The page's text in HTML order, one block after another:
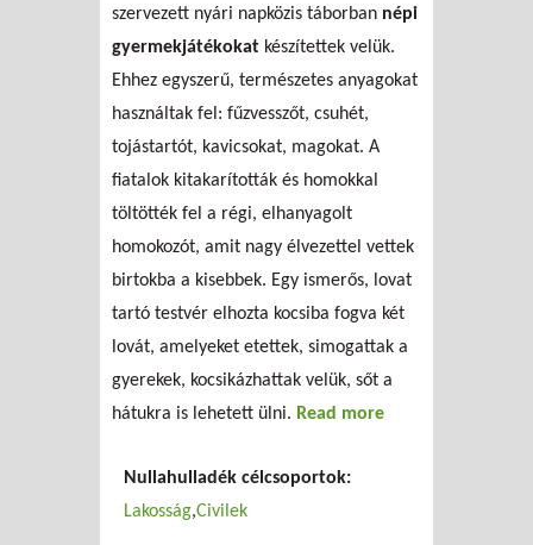
szervezett nyári napközis táborban népi
gyermekjátékokat készítettek velük.
Ehhez egyszerű, természetes anyagokat
használtak fel: fűzvesszőt, csuhét,
tojástartót, kavicsokat, magokat. A
fiatalok kitakarították és homokkal
töltötték fel a régi, elhanyagolt
homokozót, amit nagy élvezettel vettek
birtokba a kisebbek. Egy ismerős, lovat
tartó testvér elhozta kocsiba fogva két
lovát, amelyeket etettek, simogattak a
gyerekek, kocsikázhattak velük, sőt a
hátukra is lehetett ülni. Read more
Nullahulladék célcsoportok:
Lakosság Civilek